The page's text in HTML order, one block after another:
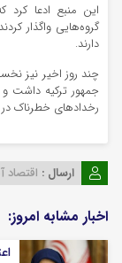
این منبع ادعا
گروه‌هایی واگذار
دارند.
چند روز اخیر نیز
جمهور ترکیه داشت و
رخداد‌های خطرناک
ارسال : اقتصاد
اخبار مشابه امروز: